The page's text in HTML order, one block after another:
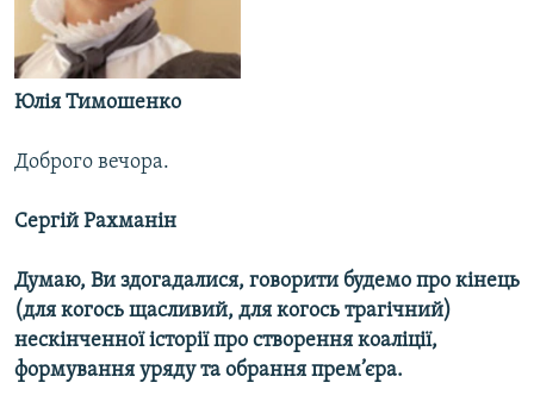
Усі сайти RFE/RL
Юлія Тимошенко
Доброго вечора.
Сергій Рахманін
Думаю, Ви здогадалися, говорити будемо про кінець
(для когось щасливий, для когось трагічний)
нескінченної історії про створення коаліції,
формування уряду та обрання прем’єра.